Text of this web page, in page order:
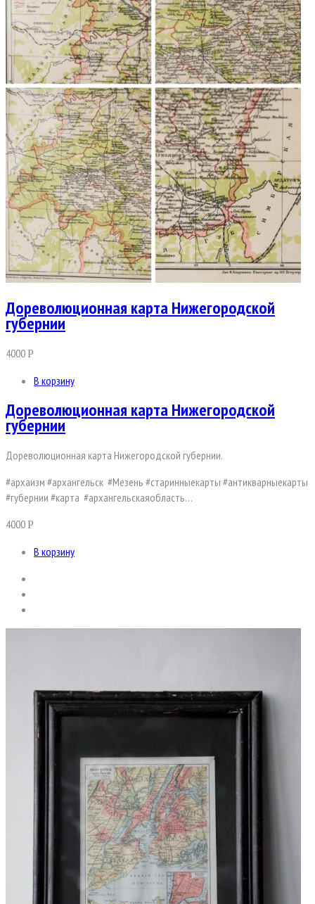
Дореволюционная карта Нижегородской
губернии
4000Р
В корзину
Дореволюционная карта Нижегородской
губернии
Дореволюционная карта Нижегородской губернии.
#архаизм #архангельск #Мезень #старинныекарты #антикварныекарты
#губернии #карта #архангельскаяобласть…
4000Р
В корзину